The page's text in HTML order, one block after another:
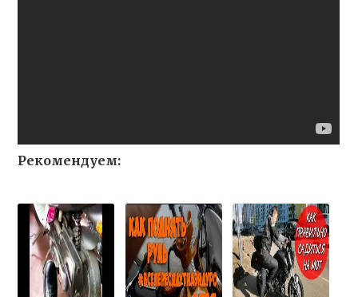
Рекомендуем: